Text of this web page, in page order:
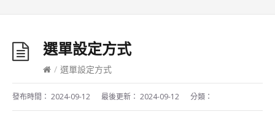
選單設定方式
/ 選單設定方式
發布時間： 2024-09-12 最後更新： 2024-09-12 分類：